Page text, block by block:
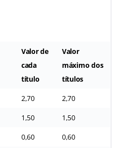
Valor de
cada
título
Valor
máximo dos
títulos
2,70 2,70
1,50 1,50
0,60 0,60